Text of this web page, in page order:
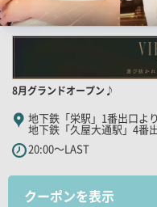
店
舗
PR
キ
8月グランドオープン♪
地下鉄「栄駅」1番出口よ
地下鉄「久屋大通駅」4番
20:00～LAST
クーポンを表示